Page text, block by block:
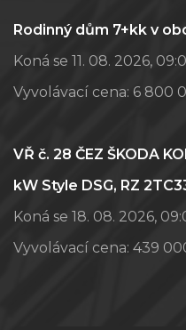
Rodinný dům 7+kk v
Koná se 11. 08. 2026,
Vyvolávací cena: 6 800
VŘ č. 28 ČEZ ŠKODA
kW Style DSG, RZ
Koná se 18. 08. 2026,
Vyvolávací cena: 439